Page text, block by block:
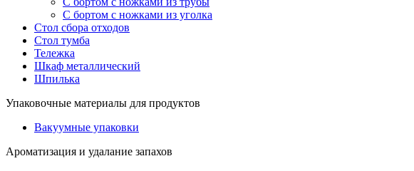
С бортом с ножками из уголка
Стол сбора отходов
Стол тумба
Тележка
Шкаф металлический
Шпилька
Упаковочные материалы для продуктов
Вакуумные упаковки
Ароматизация и удалание запахов